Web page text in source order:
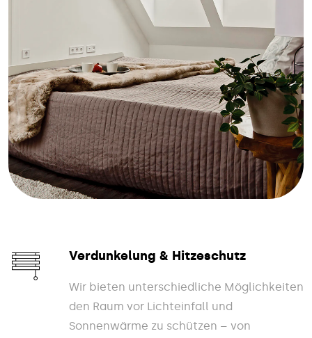
Verdunkelung & Hitzeschutz
Wir bieten unterschiedliche Möglichkeiten
den Raum vor Lichteinfall und
Sonnenwärme zu schützen – von